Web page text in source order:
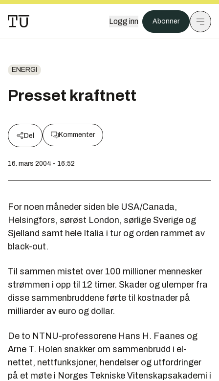
Logg inn Abonner
ENERGI
Presset kraftnett
Del Kommenter
16. mars 2004 - 16:52
For noen måneder siden ble USA/Canada,
Helsingfors, sørøst London, sørlige Sverige og
Sjelland samt hele Italia i tur og orden rammet av
black-out.
Til sammen mistet over 100 millioner mennesker
strømmen i opp til 12 timer. Skader og ulemper fra
disse sammenbruddene førte til kostnader på
milliarder av euro og dollar.
De to NTNU-professorene Hans H. Faanes og
Arne T. Holen snakker om sammenbrudd i el-
nettet, nettfunksjoner, hendelser og utfordringer
på et møte i Norges Tekniske Vitenskapsakademi i